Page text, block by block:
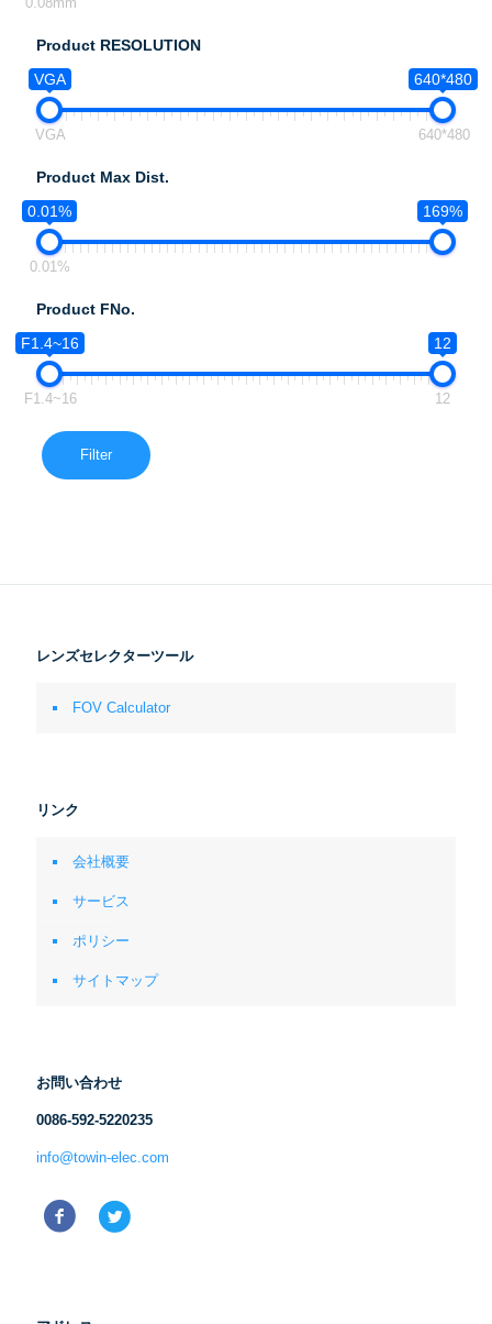
Product RESOLUTION
VGA
640*480
VGA 640*480
Product Max Dist.
0.01%
169%
0.01%
Product FNo.
F1.4~16
12
F1.4~16 12
Filter
レンズセレクターツール
FOV Calculator
リンク
会社概要
サービス
ポリシー
サイトマップ
お問い合わせ
0086-592-5220235
info@towin-elec.com